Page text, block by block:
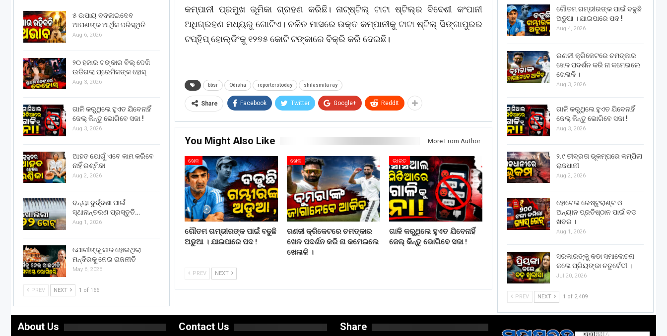
କମ୍ପାନୀ ପ୍ରମୁଖ ଭୂମିକା ଗ୍ରହଣ କରିଛି। ନାଟ୍ଷ୍ଟିଲ୍ ଟାଟା ଷ୍ଟିଲ୍ର ବିଦେଶୀ କଂପାନୀ
ଅଧିଗ୍ରହଣ ମଧ୍ୟରୁ ଗୋଟିଏ। ଚଳିତ ମାସରେ ଉକ୍ତ କମ୍ପାନୀକୁ ଟାଟା ଷ୍ଟିଲ୍ ସିଙ୍ଗାପୁରର
ଟପ୍ହିପ୍ ହୋଲ୍ଡିଂକୁ ୧୨୭୫ କୋଟି ଟଙ୍କାରେ ବିକ୍ରି କରି ଦେଇଛି।
bbsr Odisha reporterstoday shilasmita ray
Share Facebook Twitter Google+ ReddIt
You Might Also Like More From Author
ଖେଳ
ଗୌତମ ଗମ୍ଭୀରଙ୍କ ପାଇଁ ବଢୁଛି
ଅଡୁଆ । ଯାଇପାରେ ପଦ !
ଖେଳ
ରଣଜୀ କ୍ରିକେଟରେ ଚମତ୍କାର
ଖେଳ ପଦର୍ଶନ କରି ନା କମେଇଲେ
ଖେଳାଳି ।
ଭାରତ
ଗାଳି କରୁଥିଲେ ହୁଏତ ଯିବେନାହିଁ
ଜେଲ୍ କିନ୍ତୁ ଭୋଗିବେ ସଜା !
PREV NEXT
ଗୌତମ ଗମ୍ଭୀରଙ୍କ ପାଇଁ ବଢୁଛି
ଅଡୁଆ । ଯାଇପାରେ ପଦ !
Aug 4, 2026
ରଣଜୀ କ୍ରିକେଟରେ ଚମତ୍କାର
ଖେଳ ପଦର୍ଶନ କରି ନା କମେଇଲେ
ଖେଳାଳି ।
Aug 3, 2026
ଗାଳି କରୁଥିଲେ ହୁଏତ ଯିବେନାହିଁ
ଜେଲ୍ କିନ୍ତୁ ଭୋଗିବେ ସଜା !
Aug 3, 2026
୨.୯ ତୀବ୍ରତା ଭୂକମ୍ପରେ କମ୍ପିଲା
ରାଜଧାନୀ
Aug 2, 2026
ହୋଟେଲ ରେଷ୍ଟୁରାଣ୍ଟ ଓ
ଅନ୍ୟାନ ପ୍ରତିଷ୍ଠାନ ପାଇଁ ବଡ
ଖବର ।
Aug 1, 2026
ସରକାରଙ୍କୁ କଡା ସମାଲୋଚନା
କଲେ ପ୍ରିୟଙ୍କା ଚତୁର୍ବେଦୀ ।
Jul 20, 2026
PREV NEXT 1 of 2,409
୫ ଉପାୟ ବଦଳାଇଦେବ
ଆପଣଙ୍କ ଆର୍ଥିକ ପରିସ୍ଥିତି
Aug 6, 2026
୨୦ ହଜାର ଟଙ୍କାର ବିଲ୍ ଦେଖି
ଉଡିଗଲା ପ୍ରେମିକଙ୍କ ହୋସ୍
Aug 3, 2026
ଗାଳି କରୁଥିଲେ ହୁଏତ ଯିବେନାହିଁ
ଜେଲ୍ କିନ୍ତୁ ଭୋଗିବେ ସଜା !
Aug 3, 2026
ଆହତ ଯୋଗୁଁ ଏବେ କାମ କରିବେ
ନାହିଁ ରଶ୍ମିକା
Aug 2, 2026
ବନ୍ୟା ଦୁର୍ଦ୍ଦଶା ପାଇଁ
ସ୍ଥାନାନ୍ତରଣ ପ୍ରସ୍ତୁତି…
Aug 1, 2026
ଯୋଗୀଙ୍କୁ କାଳ ହୋଇଥିଲା
ମନ୍ଦିରକୁ ନେଇ ରାଜନୀତି
May 6, 2026
PREV NEXT 1 of 166
About Us Contact Us Share